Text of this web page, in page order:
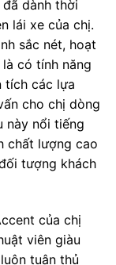
dành thời
lái xe của chị.
sắc nét, hoạt
có tính năng
tích các lựa
cho chị dòng
này nổi tiếng
chất lượng cao
tượng khách
của chị
viên giàu
tuân thủ